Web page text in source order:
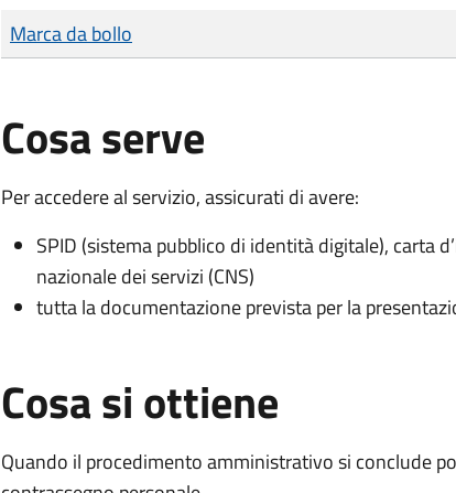
Tipo di pagamento
Importo
Marca da bollo
Cosa serve
Per accedere al servizio, assicurati di avere:
SPID (sistema pubblico di identità digitale), carta
nazionale dei servizi (CNS)
tutta la documentazione prevista per la
Cosa si ottiene
Quando il procedimento amministrativo si conclude